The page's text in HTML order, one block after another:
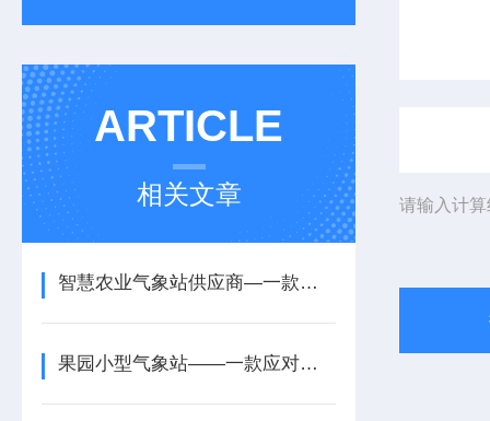
ARTICLE
相关文章
智慧农业气象站供应商—一款防止雨水侵入的生态农业气象站设备配置+派+送
果园小型气象站——一款应对恶劣天气的农村农业气象监测站2025+派+送
请输入计